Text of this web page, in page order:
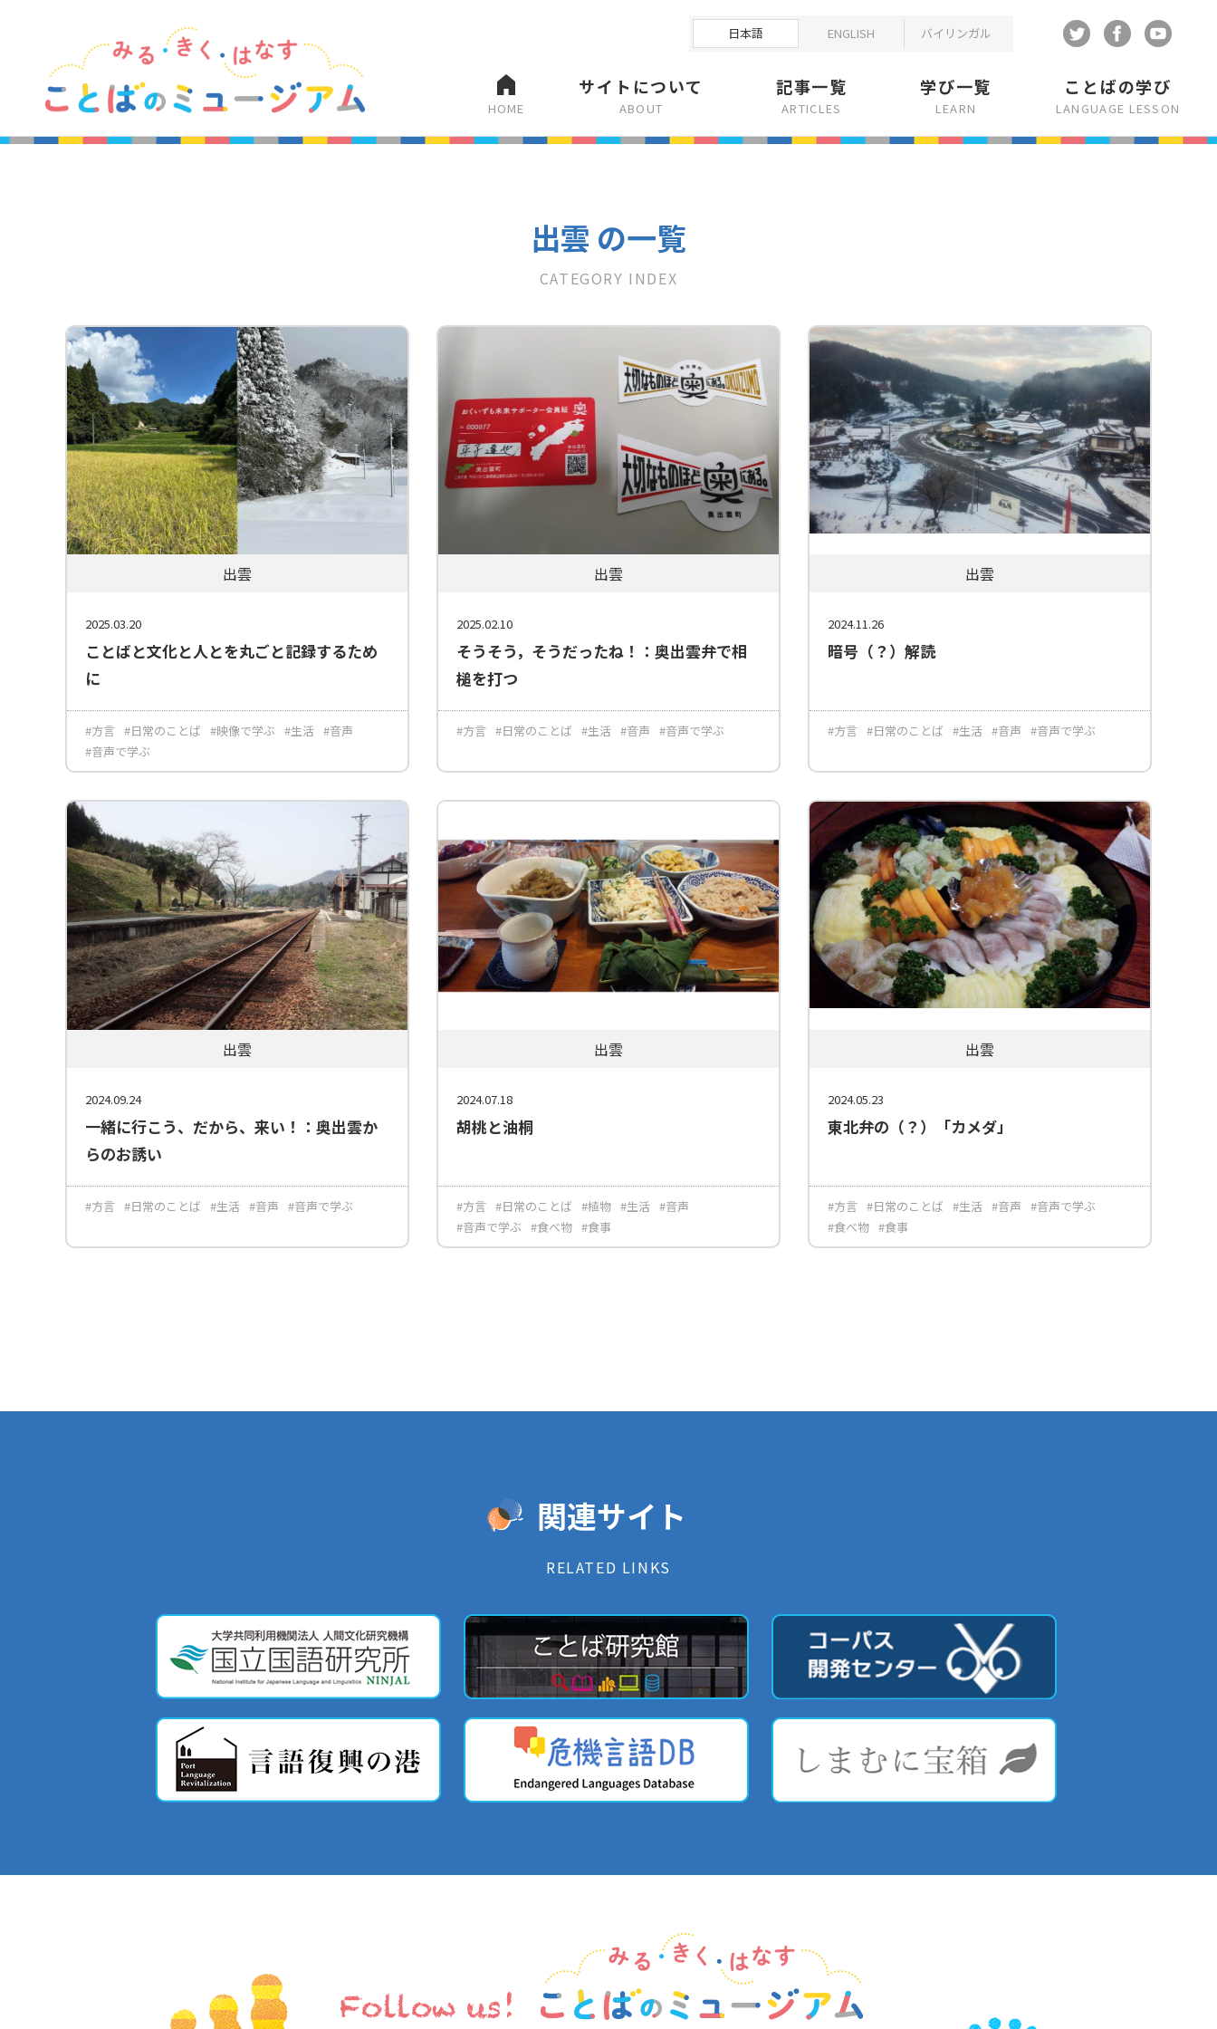
HOME
サイトについて
ABOUT
記事一覧
ARTICLES
学び一覧
LEARN
ことばの学び
LANGUAGE LESSON
日本語 ENGLISH バイリンガル
出雲 の一覧
CATEGORY INDEX
出雲
2025.03.20
ことばと文化と人とを丸ごと記録するため
に
#方言 #日常のことば #映像で学ぶ #生活 #音声
#音声で学ぶ
出雲
2025.02.10
そうそう，そうだったね！：奥出雲弁で相
槌を打つ
#方言 #日常のことば #生活 #音声 #音声で学ぶ
出雲
2024.11.26
暗号（？）解読
#方言 #日常のことば #生活 #音声 #音声で学ぶ
出雲
2024.09.24
一緒に行こう、だから、来い！：奥出雲か
らのお誘い
#方言 #日常のことば #生活 #音声 #音声で学ぶ
出雲
2024.07.18
胡桃と油桐
#方言 #日常のことば #植物 #生活 #音声
#音声で学ぶ #食べ物 #食事
出雲
2024.05.23
東北弁の（？）「カメダ」
#方言 #日常のことば #生活 #音声 #音声で学ぶ
#食べ物 #食事
関連サイト
RELATED LINKS